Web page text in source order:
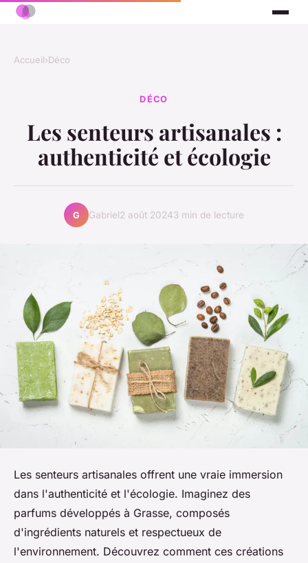
Accueil›Déco
DÉCO
Les senteurs artisanales :
authenticité et écologie
G Gabriel2 août 20243 min de lecture
Les senteurs artisanales offrent une vraie immersion
dans l'authenticité et l'écologie. Imaginez des
parfums développés à Grasse, composés
d'ingrédients naturels et respectueux de
l'environnement. Découvrez comment ces créations